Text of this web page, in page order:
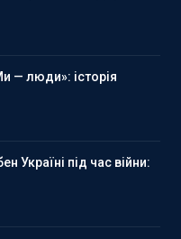
— люди»: історія
Україні під час війни: